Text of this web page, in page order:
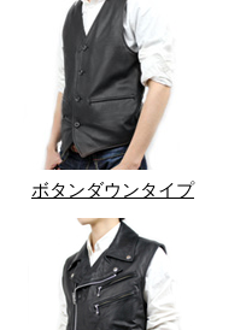
ボタンダウンタイプ